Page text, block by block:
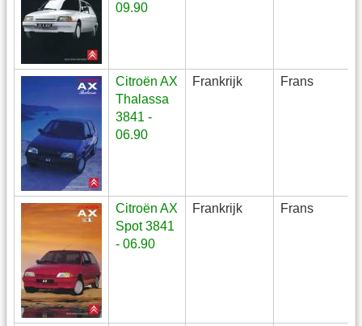
09.90
Citroën AX
Thalassa
3841 -
06.90
Frankrijk Frans
Citroën AX
Spot 3841
- 06.90
Frankrijk Frans